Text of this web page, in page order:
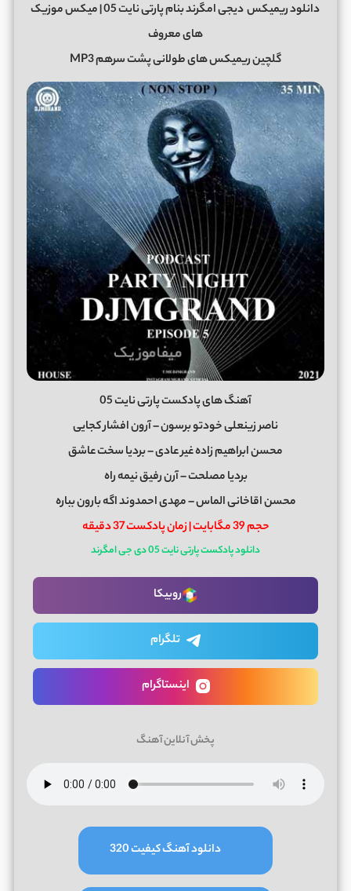
دانلود ریمیکس
دیجی امگرند بنام پارتی نایت 05 | میکس موزیک
های معروف
گلچین ریمیکس های طولانی پشت سرهم MP3
آهنگ های پادکست پارتی نایت 05
ناصر زینعلی خودتو برسون – آرون افشار کجایی
محسن ابراهیم زاده غیر عادی – بردیا سخت عاشق
بردیا مصلحت – آرن رفیق نیمه راه
محسن اقاخانی الماس – مهدی احمدوند اگه بارون بباره
حجم 39 مگابایت | زمان پادکست 37 دقیقه
دانلود پادکست پارتی نایت 05 دی جی امگرند
روبیکا
تلگرام
اینستاگرام
پخش آنلاین آهنگ
دانلود آهنگ کیفیت 320